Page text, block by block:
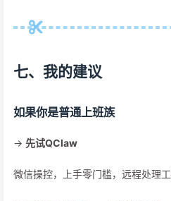
七、我的建议
如果你是普通上班族
→ 先试QClaw
微信操控，上手零门槛，远程处理工